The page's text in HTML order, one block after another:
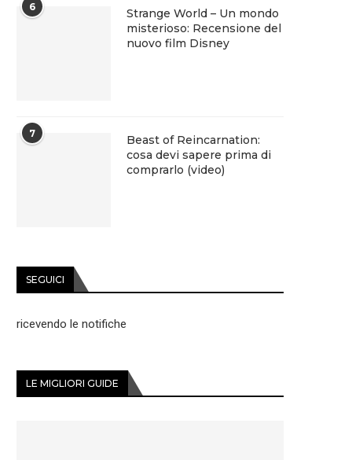
6
Strange World – Un mondo
misterioso: Recensione del
nuovo film Disney
7
Beast of Reincarnation:
cosa devi sapere prima di
comprarlo (video)
SEGUICI
ricevendo le notifiche
LE MIGLIORI GUIDE